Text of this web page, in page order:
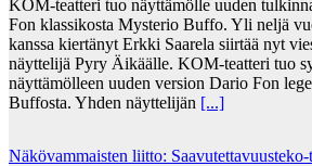
KOM-teatteri tuo näyttämölle uuden
Fon klassikosta Mysterio Buffo. Yli neljä
kanssa kiertänyt Erkki Saarela siirtää nyt
näyttelijä Pyry Äikäälle. KOM-teatteri tuo
näyttämölleen uuden version Dario Fon
Buffosta. Yhden näyttelijän [...]
Näkövammaisten liitto: